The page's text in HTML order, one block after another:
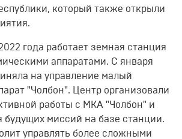
который также открыли
года работает земная станция
аппаратами. С января
на управление малый
"Чолбон". Центр организовали
работы с МКА "Чолбон" и
будущих миссий на базе станции.
управлять более сложными